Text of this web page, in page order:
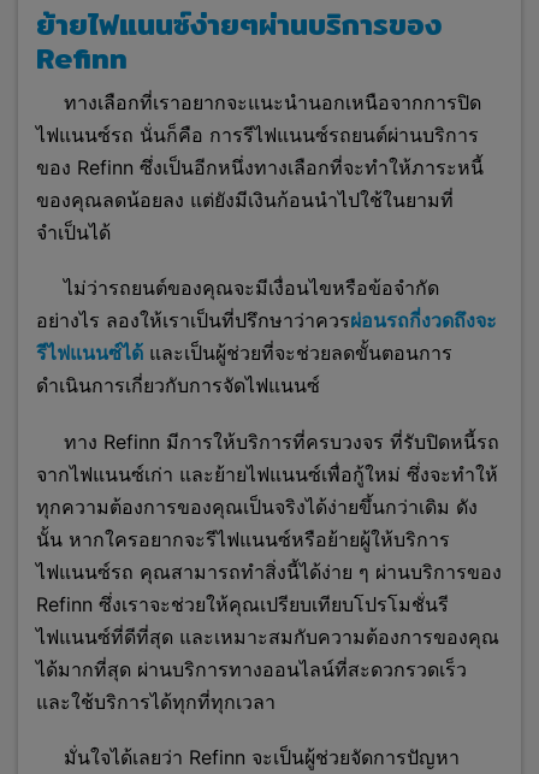
ย้ายไฟแนนซ์ง่ายๆผ่านบริการของ
Refinn
ทางเลือกที่เราอยากจะแนะนำนอกเหนือจากการปิด
ไฟแนนซ์รถ นั่นก็คือ การรีไฟแนนซ์รถยนต์ผ่านบริการ
ของ Refinn ซึ่งเป็นอีกหนึ่งทางเลือกที่จะทำให้ภาระหนี้
ของคุณลดน้อยลง แต่ยังมีเงินก้อนนำไปใช้ในยามที่
จำเป็นได้
ไม่ว่ารถยนต์ของคุณจะมีเงื่อนไขหรือข้อจำกัด
อย่างไร ลองให้เราเป็นที่ปรึกษาว่าควรผ่อนรถกี่งวดถึงจะ
รีไฟแนนซ์ได้ และเป็นผู้ช่วยที่จะช่วยลดขั้นตอนการ
ดำเนินการเกี่ยวกับการจัดไฟแนนซ์
ทาง Refinn มีการให้บริการที่ครบวงจร ที่รับปิดหนี้รถ
จากไฟแนนซ์เก่า และย้ายไฟแนนซ์เพื่อกู้ใหม่ ซึ่งจะทำให้
ทุกความต้องการของคุณเป็นจริงได้ง่ายขึ้นกว่าเดิม ดัง
นั้น หากใครอยากจะรีไฟแนนซ์หรือย้ายผู้ให้บริการ
ไฟแนนซ์รถ คุณสามารถทำสิ่งนี้ได้ง่าย ๆ ผ่านบริการของ
Refinn ซึ่งเราจะช่วยให้คุณเปรียบเทียบโปรโมชั่นรี
ไฟแนนซ์ที่ดีที่สุด และเหมาะสมกับความต้องการของคุณ
ได้มากที่สุด ผ่านบริการทางออนไลน์ที่สะดวกรวดเร็ว
และใช้บริการได้ทุกที่ทุกเวลา
มั่นใจได้เลยว่า Refinn จะเป็นผู้ช่วยจัดการปัญหา